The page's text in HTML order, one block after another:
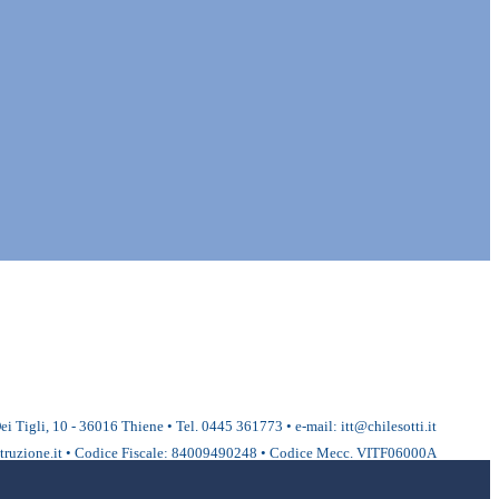
Tigli, 10 - 36016 Thiene • Tel. 0445 361773 • e-mail: itt@chilesotti.it
• Codice Fiscale: 84009490248 • Codice Mecc. VITF06000A